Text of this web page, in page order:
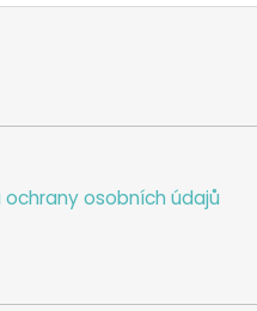
osobních údajů